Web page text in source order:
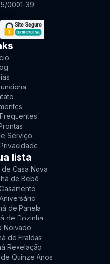
0001-39
Serviço
lista
de Casa Nova
de Bebê
de Panela
de Cozinha
Noivado
de Fraldas
Revelação
Quinze Anos